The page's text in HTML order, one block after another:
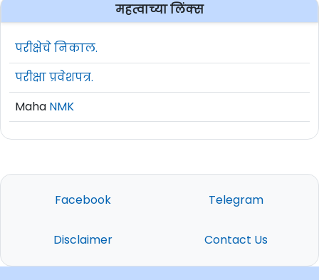
महत्वाच्या लिंक्स
परीक्षेचे निकाल.
परीक्षा प्रवेशपत्र.
Maha NMK
Facebook Telegram
Disclaimer Contact Us